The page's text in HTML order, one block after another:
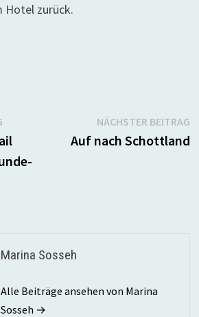
Hotel zurück.
Vorheriger
Beitrag:
NÄCHSTER BEITRAG
Auf nach Schottland
Marina Sosseh
Alle Beiträge ansehen von Marina
Sosseh →